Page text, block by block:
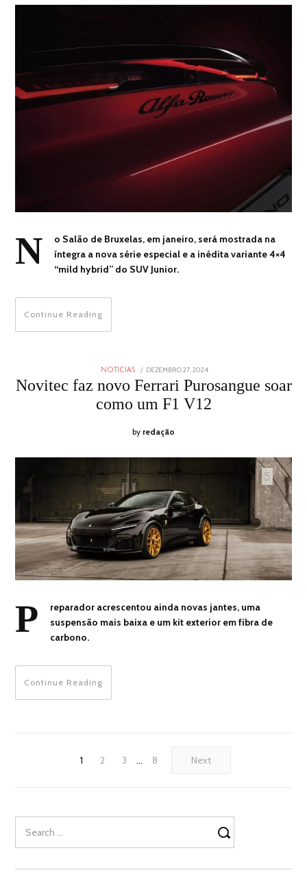
N
o Salão de Bruxelas, em janeiro, será mostrada na
íntegra a nova série especial e a inédita variante 4×4
“mild hybrid” do SUV Junior.
Continue Reading
NOTICIAS
POSTED
DEZEMBRO 27, 2024DEZEMBRO
2024
Novitec faz novo Ferrari Purosangue soar
como um F1 V12
by redação
P
reparador acrescentou ainda novas jantes, uma
suspensão mais baixa e um kit exterior em fibra de
carbono.
Continue Reading
1 2 3 … 8 Next
for: